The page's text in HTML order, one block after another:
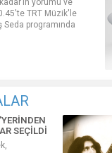
TRT Müzik'le
Seda programında
SEÇİLDİ